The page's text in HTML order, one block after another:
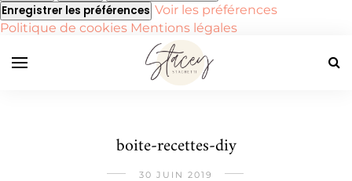
Enregistrer les préférences Voir les préférences
Politique de cookies Mentions légales
boite-recettes-diy
30 JUIN 2019